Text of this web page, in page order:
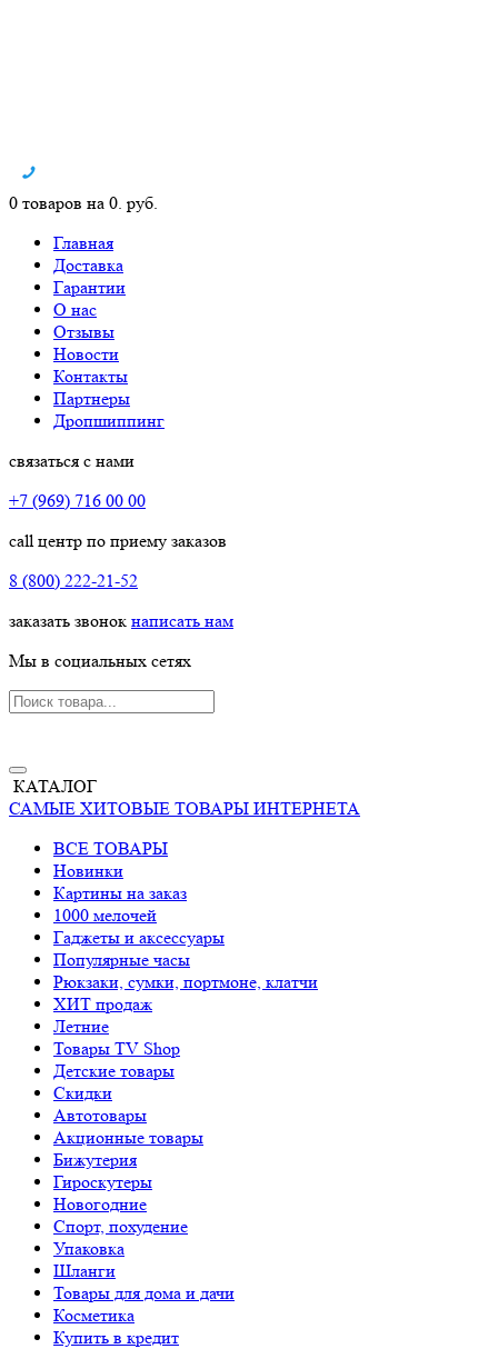
0 товаров на 0. руб.
Главная
Доставка
Гарантии
О нас
Отзывы
Новости
Контакты
Партнеры
Дропшиппинг
связаться с нами
+7 (969) 716 00 00
call центр по приему заказов
8 (800) 222-21-52
заказать звонок написать нам
Мы в социальных сетях
КАТАЛОГ
САМЫЕ ХИТОВЫЕ ТОВАРЫ ИНТЕРНЕТА
ВСЕ ТОВАРЫ
Новинки
Картины на заказ
1000 мелочей
Гаджеты и аксессуары
Популярные часы
Рюкзаки, сумки, портмоне, клатчи
ХИТ продаж
Летние
Товары TV Shop
Детские товары
Cкидки
Автотовары
Акционные товары
Бижутерия
Гироскутеры
Новогодние
Спорт, похудение
Упаковка
Шланги
Товары для дома и дачи
Косметика
Купить в кредит